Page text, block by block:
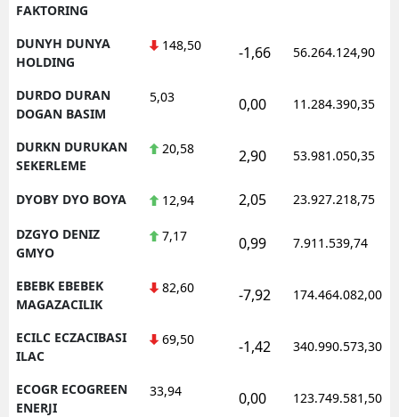
FAKTORING
DUNYH DUNYA
HOLDING
148,50 -1,66 56.264.124,90
DURDO DURAN
DOGAN BASIM
5,03 0,00 11.284.390,35
DURKN DURUKAN
SEKERLEME
20,58 2,90 53.981.050,35
DYOBY DYO BOYA 12,94 2,05 23.927.218,75
DZGYO DENIZ
GMYO
7,17 0,99 7.911.539,74
EBEBK EBEBEK
MAGAZACILIK
82,60 -7,92 174.464.082,00
ECILC ECZACIBASI
ILAC
69,50 -1,42 340.990.573,30
ECOGR ECOGREEN
ENERJI
33,94 0,00 123.749.581,50